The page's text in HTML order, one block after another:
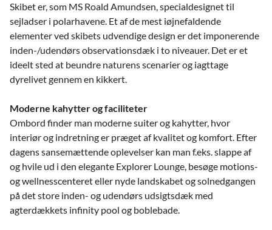
Skibet er, som MS Roald Amundsen, specialdesignet til
sejladser i polarhavene. Et af de mest iøjnefaldende
elementer ved skibets udvendige design er det imponerende
inden-/udendørs observationsdæk i to niveauer. Det er et
ideelt sted at beundre naturens scenarier og iagttage
dyrelivet gennem en kikkert.
Moderne kahytter og faciliteter
Ombord finder man moderne suiter og kahytter, hvor
interiør og indretning er præget af kvalitet og komfort. Efter
dagens sansemættende oplevelser kan man f.eks. slappe af
og hvile ud i den elegante Explorer Lounge, besøge motions-
og wellnesscenteret eller nyde landskabet og solnedgangen
på det store inden- og udendørs udsigtsdæk med
agterdækkets infinity pool og boblebade.